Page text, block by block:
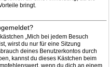
bringt.
„Mich bei jedem Besuch
wirst du nur für eine Sitzung
deines Benutzerkontos durch
kannst du dieses Kästchen beim
wenn du dich an einem